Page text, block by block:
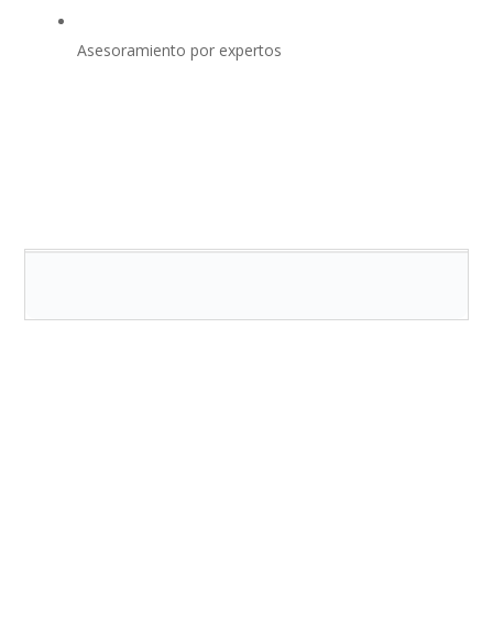
Asesoramiento por expertos